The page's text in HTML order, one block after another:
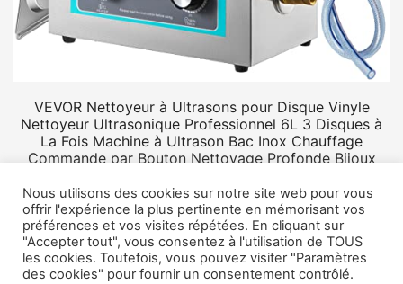
VEVOR Nettoyeur à Ultrasons pour Disque Vinyle
Nettoyeur Ultrasonique Professionnel 6L 3 Disques à
La Fois Machine à Ultrason Bac Inox Chauffage
Commande par Bouton Nettoyage Profonde Bijoux
Nous utilisons des cookies sur notre site web pour vous
offrir l'expérience la plus pertinente en mémorisant vos
préférences et vos visites répétées. En cliquant sur
"Accepter tout", vous consentez à l'utilisation de TOUS
les cookies. Toutefois, vous pouvez visiter "Paramètres
des cookies" pour fournir un consentement contrôlé.